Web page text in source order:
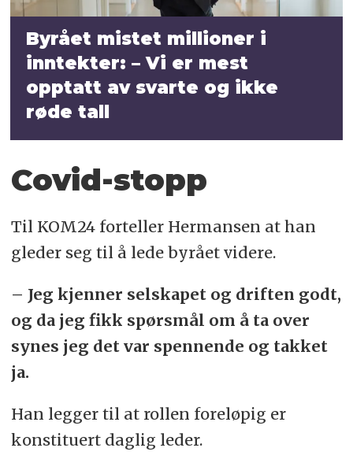
Byrået mistet millioner i
inntekter: – Vi er mest
opptatt av svarte og ikke
røde tall
Covid-stopp
Til KOM24 forteller Hermansen at han
gleder seg til å lede byrået videre.
– Jeg kjenner selskapet og driften godt,
og da jeg fikk spørsmål om å ta over
synes jeg det var spennende og takket
ja.
Han legger til at rollen foreløpig er
konstituert daglig leder.